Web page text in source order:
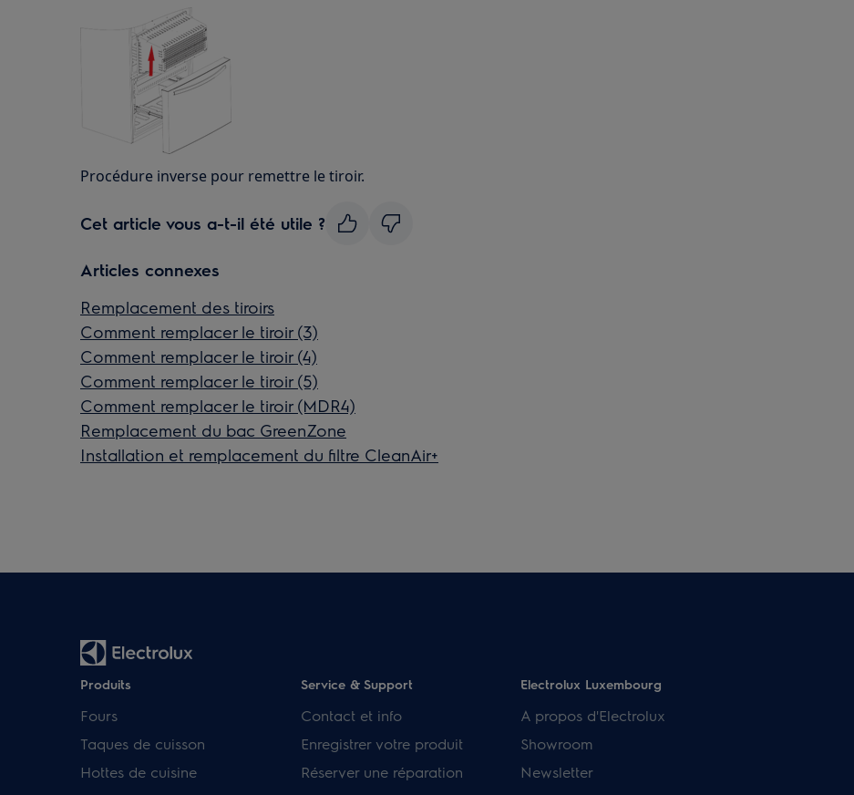
Procédure inverse pour remettre le tiroir.
Cet article vous a-t-il été utile ?
Articles connexes
Remplacement des tiroirs
Comment remplacer le tiroir (3)
Comment remplacer le tiroir (4)
Comment remplacer le tiroir (5)
Comment remplacer le tiroir (MDR4)
Remplacement du bac GreenZone
Installation et remplacement du filtre CleanAir+
Produits
Fours
Taques de cuisson
Hottes de cuisine
Service & Support
Contact et info
Enregistrer votre produit
Réserver une réparation
Electrolux Luxembourg
A propos d'Electrolux
Showroom
Newsletter